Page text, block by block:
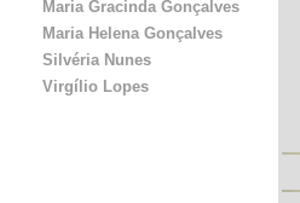
Maria Gracinda Gonçalves
Maria Helena Gonçalves
Silvéria Nunes
Virgílio Lopes